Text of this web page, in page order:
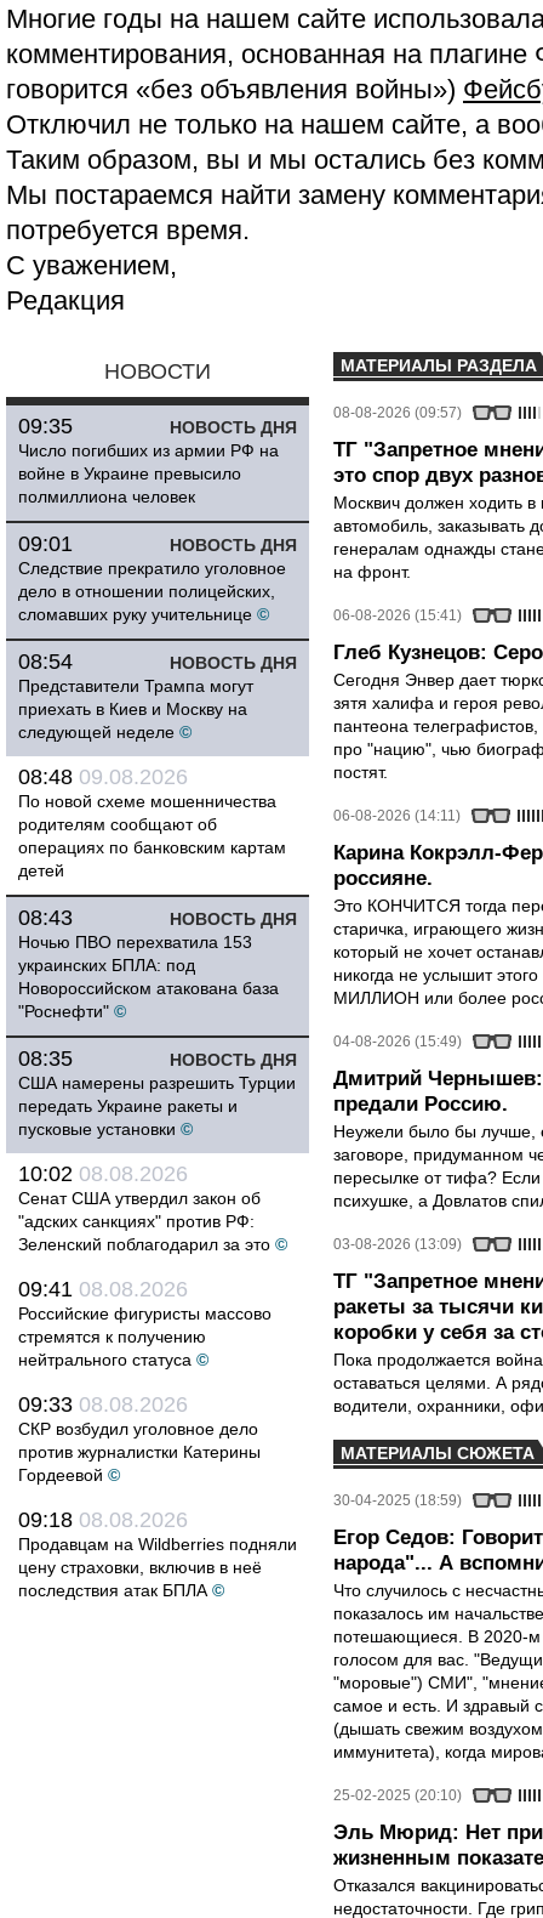
Многие годы на нашем сайте
комментирования, основанная на
говорится «без объявления войны»)
Отключил не только на нашем сайте, а
Таким образом, вы и мы остались без
Мы постараемся найти замену
потребуется время.
С уважением,
Редакция
НОВОСТИ
НОВОСТЬ ДНЯ
09:35
Число погибших из армии РФ на
войне в Украине превысило
полмиллиона человек
НОВОСТЬ ДНЯ
09:01
Следствие прекратило уголовное
дело в отношении полицейских,
сломавших руку учительнице ©
НОВОСТЬ ДНЯ
08:54
Представители Трампа могут
приехать в Киев и Москву на
следующей неделе ©
08:48 09.08.2026
По новой схеме мошенничества
родителям сообщают об
операциях по банковским картам
детей
НОВОСТЬ ДНЯ
08:43
Ночью ПВО перехватила 153
украинских БПЛА: под
Новороссийском атакована база
"Роснефти" ©
НОВОСТЬ ДНЯ
08:35
США намерены разрешить Турции
передать Украине ракеты и
пусковые установки ©
10:02 08.08.2026
Сенат США утвердил закон об
"адских санкциях" против РФ:
Зеленский поблагодарил за это ©
09:41 08.08.2026
Российские фигуристы массово
стремятся к получению
нейтрального статуса ©
09:33 08.08.2026
СКР возбудил уголовное дело
против журналистки Катерины
Гордеевой ©
09:18 08.08.2026
Продавцам на Wildberries подняли
цену страховки, включив в неё
последствия атак БПЛА ©
МАТЕРИАЛЫ РАЗДЕЛА
08-08-2026 (09:57)
ТГ "Запретное
это спор двух
Москвич должен ходить в
автомобиль, заказывать
генералам однажды
на фронт.
06-08-2026 (15:41)
Глеб Кузнецов:
Сегодня Энвер дает
зятя халифа и героя
пантеона
про "нацию", чью
постят.
06-08-2026 (14:11)
Карина Кокрэлл-
россияне.
Это КОНЧИТСЯ тогда
старичка, играющего
который не хочет
никогда не услышит
МИЛЛИОН или более
04-08-2026 (15:49)
Дмитрий Чернышев:
предали Россию.
Неужели было бы лучше,
заговоре, придуманном
пересылке от тифа?
психушке, а Довлатов
03-08-2026 (13:09)
ТГ "Запретное
ракеты за тысячи
коробки у себя за
Пока продолжается
оставаться целями. А
водители, охранники,
МАТЕРИАЛЫ СЮЖЕТА
30-04-2025 (18:59)
Егор Седов:
народа"... А
Что случилось с
показалось им
потешающиеся. В 2020-м
голосом для вас.
"моровые") СМИ",
самое и есть. И здравый
(дышать свежим
иммунитета), когда
25-02-2025 (20:10)
Эль Мюрид: Нет
жизненным
Отказался
недостаточности. Где